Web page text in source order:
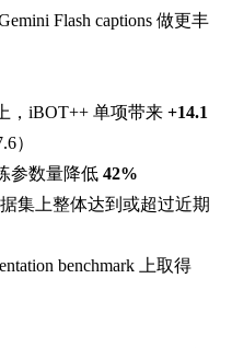
Flash captions 做更丰
，iBOT++ 单项带来 +14.1
）
参数量降低 42%
集上整体达到或超过近期
benchmark 上取得